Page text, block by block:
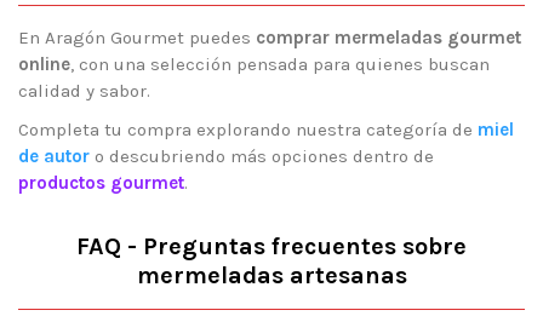
En Aragón Gourmet puedes comprar mermeladas gourmet
online, con una selección pensada para quienes buscan
calidad y sabor.
Completa tu compra explorando nuestra categoría de miel
de autor o descubriendo más opciones dentro de
productos gourmet.
FAQ - Preguntas frecuentes sobre
mermeladas artesanas